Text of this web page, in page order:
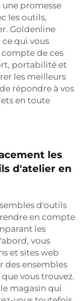
promesse
les outils,
Goldenline
qui vous
compte de ces
portabilité et
les meilleurs
répondre à vos
en toute
les
d'atelier en
d'outils
en compte
les
vous
et sites web
des ensembles
vous trouvez.
magasin qui